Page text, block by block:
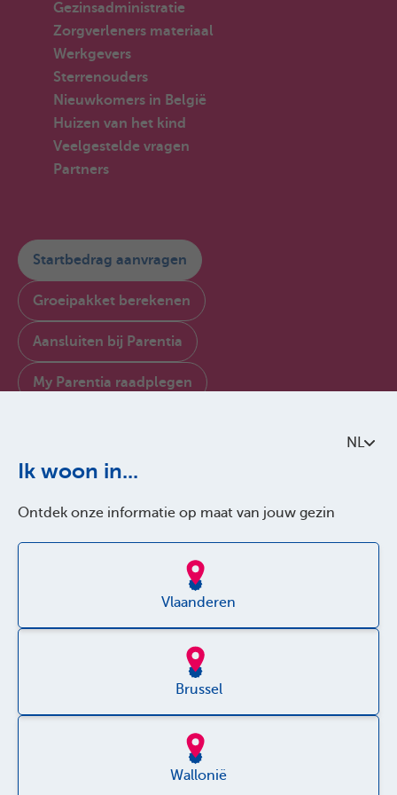
NL
Ik woon in...
Ontdek onze informatie op maat van jouw gezin
Vlaanderen
Brussel
Wallonië
Gezinsadministratie
Zorgverleners materiaal
Werkgevers
Sterrenouders
Nieuwkomers in België
Huizen van het kind
Veelgestelde vragen
Partners
Startbedrag aanvragen
Groeipakket berekenen
Aansluiten bij Parentia
My Parentia raadplegen
Over Parentia
Toegankelijkheid